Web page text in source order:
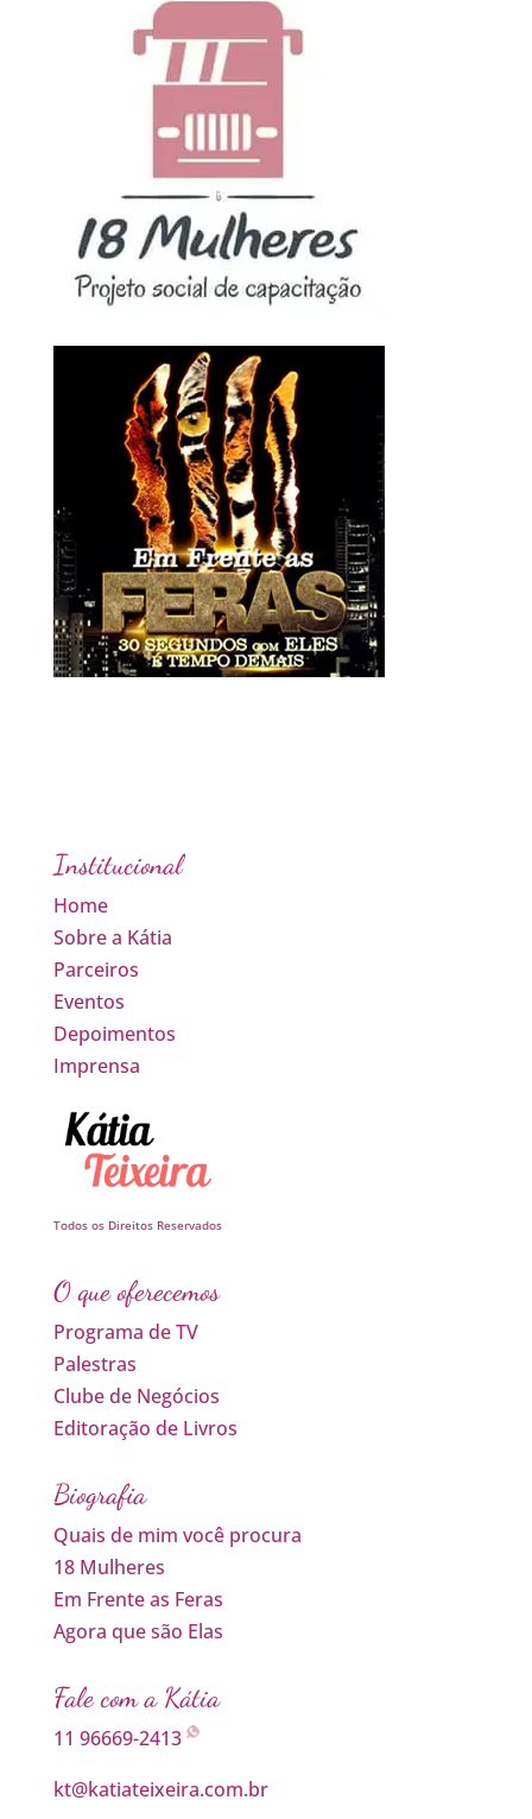
Institucional
Home
Sobre a Kátia
Parceiros
Eventos
Depoimentos
Imprensa
Todos os Direitos Reservados
O que oferecemos
Programa de TV
Palestras
Clube de Negócios
Editoração de Livros
Biografia
Quais de mim você procura
18 Mulheres
Em Frente as Feras
Agora que são Elas
Fale com a Kátia
11 96669-2413
kt@katiateixeira.com.br